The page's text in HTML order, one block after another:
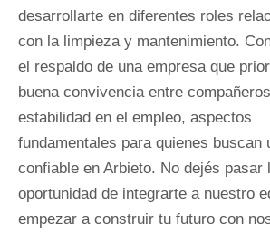
desarrollarte en diferentes roles
con la limpieza y mantenimiento.
el respaldo de una empresa que
buena convivencia entre
estabilidad en el empleo, aspectos
fundamentales para quienes buscan
confiable en Arbieto. No dejés pasar
oportunidad de integrarte a nuestro
empezar a construir tu futuro con